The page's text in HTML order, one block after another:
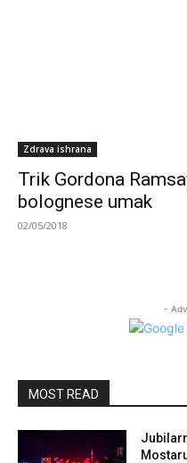
Zdrava ishrana
Trik Gordona
bolognese umak
02/05/2018
-
MOST READ